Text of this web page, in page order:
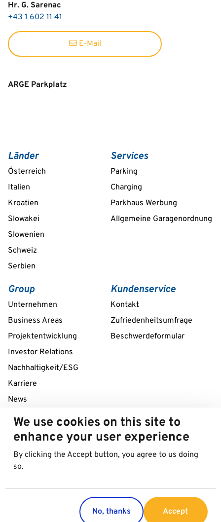
Hr. G. Sarenac
+43 1 602 11 41
E-Mail
ARGE Parkplatz
Länder
Österreich
Italien
Kroatien
Slowakei
Slowenien
Schweiz
Serbien
Services
Parking
Charging
Parkhaus Werbung
Allgemeine Garagenordnung
Group
Unternehmen
Business Areas
Projektentwicklung
Investor Relations
Nachhaltigkeit/ESG
Karriere
News
Kundenservice
Kontakt
Zufriedenheitsumfrage
Beschwerdeformular
24/7 Service Line
+43 1 712 04 38
We use cookies on this site to
enhance your user experience
By clicking the Accept button, you agree to us doing
so.
Accept
No, thanks